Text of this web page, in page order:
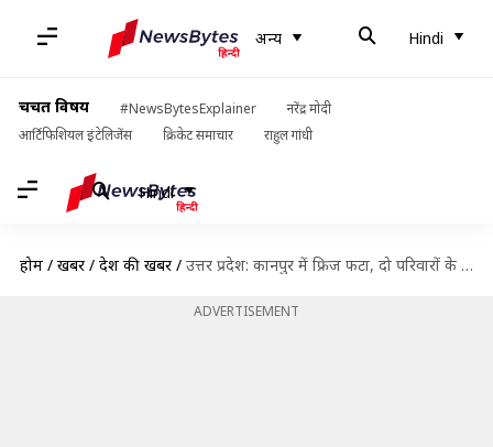
अन्य Hindi
चर्चित विषय #NewsBytesExplainer
नरेंद्र मोदी
आर्टिफिशियल इंटेलिजेंस
क्रिकेट समाचार राहुल गांधी
Hindi
होम / खबरें / देश की खबरें / उत्तर प्रदेश: कानपुर में फ्रिज फटा, दो परिवारों के 7 लोग हुए घायल
ADVERTISEMENT